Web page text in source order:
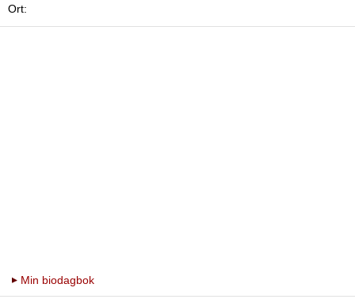
Ort:
Min biodagbok